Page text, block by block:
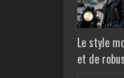
Le style
et de